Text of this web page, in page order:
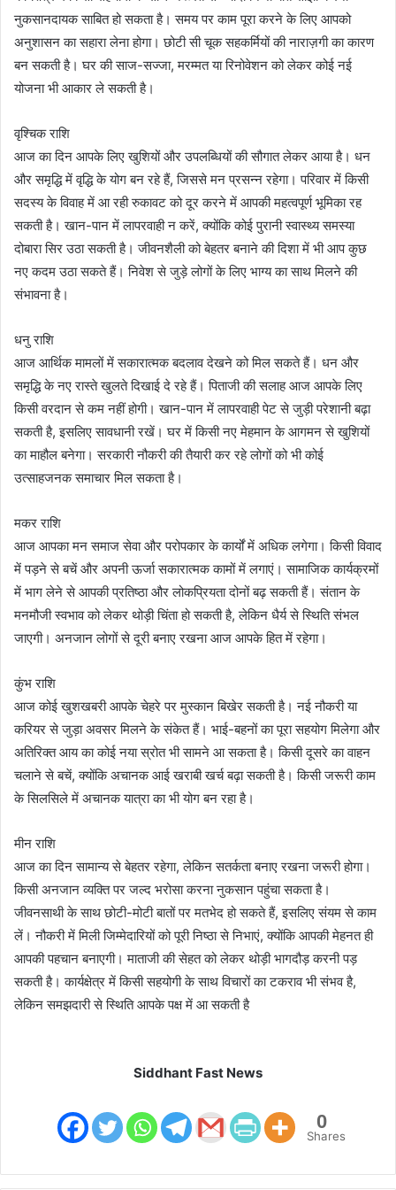
नुकसानदायक साबित हो सकता है। समय पर काम पूरा करने के लिए आपको
अनुशासन का सहारा लेना होगा। छोटी सी चूक सहकर्मियों की नाराज़गी का कारण
बन सकती है। घर की साज-सज्जा, मरम्मत या रिनोवेशन को लेकर कोई नई
योजना भी आकार ले सकती है।
वृश्चिक राशि
आज का दिन आपके लिए खुशियों और उपलब्धियों की सौगात लेकर आया है। धन
और समृद्धि में वृद्धि के योग बन रहे हैं, जिससे मन प्रसन्न रहेगा। परिवार में किसी
सदस्य के विवाह में आ रही रुकावट को दूर करने में आपकी महत्वपूर्ण भूमिका रह
सकती है। खान-पान में लापरवाही न करें, क्योंकि कोई पुरानी स्वास्थ्य समस्या
दोबारा सिर उठा सकती है। जीवनशैली को बेहतर बनाने की दिशा में भी आप कुछ
नए कदम उठा सकते हैं। निवेश से जुड़े लोगों के लिए भाग्य का साथ मिलने की
संभावना है।
धनु राशि
आज आर्थिक मामलों में सकारात्मक बदलाव देखने को मिल सकते हैं। धन और
समृद्धि के नए रास्ते खुलते दिखाई दे रहे हैं। पिताजी की सलाह आज आपके लिए
किसी वरदान से कम नहीं होगी। खान-पान में लापरवाही पेट से जुड़ी परेशानी बढ़ा
सकती है, इसलिए सावधानी रखें। घर में किसी नए मेहमान के आगमन से खुशियों
का माहौल बनेगा। सरकारी नौकरी की तैयारी कर रहे लोगों को भी कोई
उत्साहजनक समाचार मिल सकता है।
मकर राशि
आज आपका मन समाज सेवा और परोपकार के कार्यों में अधिक लगेगा। किसी विवाद
में पड़ने से बचें और अपनी ऊर्जा सकारात्मक कामों में लगाएं। सामाजिक कार्यक्रमों
में भाग लेने से आपकी प्रतिष्ठा और लोकप्रियता दोनों बढ़ सकती हैं। संतान के
मनमौजी स्वभाव को लेकर थोड़ी चिंता हो सकती है, लेकिन धैर्य से स्थिति संभल
जाएगी। अनजान लोगों से दूरी बनाए रखना आज आपके हित में रहेगा।
कुंभ राशि
आज कोई खुशखबरी आपके चेहरे पर मुस्कान बिखेर सकती है। नई नौकरी या
करियर से जुड़ा अवसर मिलने के संकेत हैं। भाई-बहनों का पूरा सहयोग मिलेगा और
अतिरिक्त आय का कोई नया स्रोत भी सामने आ सकता है। किसी दूसरे का वाहन
चलाने से बचें, क्योंकि अचानक आई खराबी खर्च बढ़ा सकती है। किसी जरूरी काम
के सिलसिले में अचानक यात्रा का भी योग बन रहा है।
मीन राशि
आज का दिन सामान्य से बेहतर रहेगा, लेकिन सतर्कता बनाए रखना जरूरी होगा।
किसी अनजान व्यक्ति पर जल्द भरोसा करना नुकसान पहुंचा सकता है।
जीवनसाथी के साथ छोटी-मोटी बातों पर मतभेद हो सकते हैं, इसलिए संयम से काम
लें। नौकरी में मिली जिम्मेदारियों को पूरी निष्ठा से निभाएं, क्योंकि आपकी मेहनत ही
आपकी पहचान बनाएगी। माताजी की सेहत को लेकर थोड़ी भागदौड़ करनी पड़
सकती है। कार्यक्षेत्र में किसी सहयोगी के साथ विचारों का टकराव भी संभव है,
लेकिन समझदारी से स्थिति आपके पक्ष में आ सकती है
Siddhant Fast News
0
Shares